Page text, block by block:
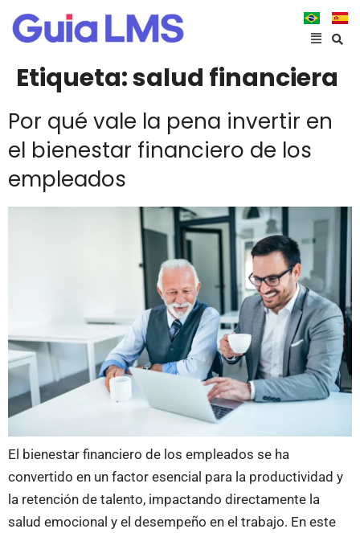
Etiqueta:salud financiera
Por qué vale la pena invertir en
el bienestar financiero de los
empleados
El bienestar financiero de los empleados se ha
convertido en un factor esencial para la productividad y
la retención de talento, impactando directamente la
salud emocional y el desempeño en el trabajo. En este